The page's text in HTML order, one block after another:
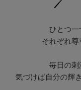
ひとつ
それぞれ尊
毎日の刺
気づけば自分の輝